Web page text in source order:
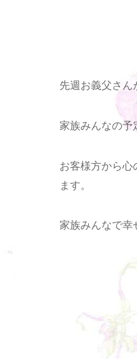
先週お義父さん
家族みんなの予
お客様方から
ます。
家族みんなで幸